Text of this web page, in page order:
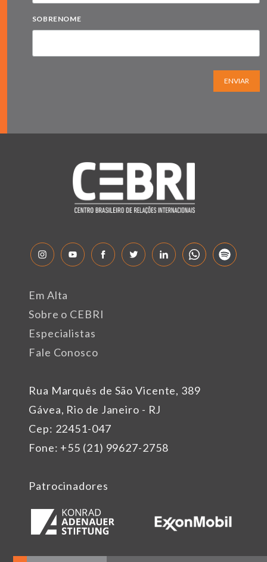
SOBRENOME
ENVIAR
Rua Marquês de São Vicente, 389
Gávea, Rio de Janeiro - RJ
Cep: 22451-047
Fone: +55 (21) 99627-2758
Em Alta
Sobre o CEBRI
Especialistas
Fale Conosco
Patrocinadores